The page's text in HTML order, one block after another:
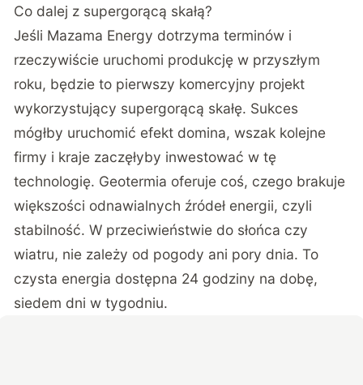
Co dalej z supergorącą skałą?
Jeśli Mazama Energy dotrzyma terminów i
rzeczywiście uruchomi produkcję w przyszłym
roku, będzie to pierwszy komercyjny projekt
wykorzystujący supergorącą skałę. Sukces
mógłby uruchomić efekt domina, wszak kolejne
firmy i kraje zaczęłyby inwestować w tę
technologię. Geotermia oferuje coś, czego brakuje
większości odnawialnych źródeł energii, czyli
stabilność. W przeciwieństwie do słońca czy
wiatru, nie zależy od pogody ani pory dnia. To
czysta energia dostępna 24 godziny na dobę,
siedem dni w tygodniu.